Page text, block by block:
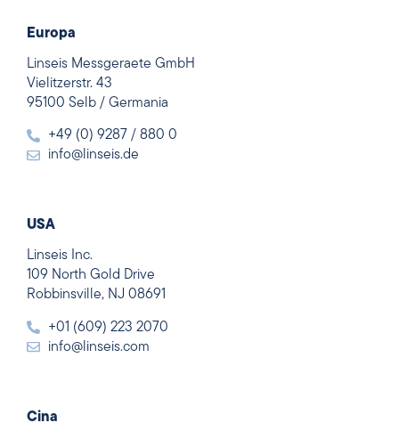
Europa
Linseis Messgeraete GmbH
Vielitzerstr. 43
95100 Selb / Germania
+49 (0) 9287 / 880 0
info@linseis.de
USA
Linseis Inc.
109 North Gold Drive
Robbinsville, NJ 08691
+01 (609) 223 2070
info@linseis.com
Cina